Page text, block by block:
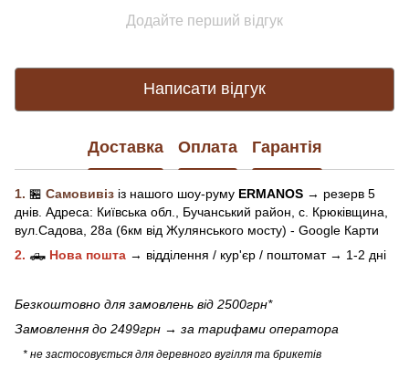
Додайте перший відгук
Написати відгук
Доставка Оплата Гарантія
1. 🏪 Самовивіз із нашого шоу-руму ERMANOS → резерв 5
днів. Адреса: Київська обл.,
Бучанський район, с. Крюківщина,
вул.Садова, 28а (6км від Жулянського мосту) - Google Карти
2. 🛻 Нова пошта → відділення / кур'єр / поштомат → 1-2 дні
Безкоштовно для замовлень від 2500грн*
Замовлення до 2499грн → за тарифами оператора
* не застосовується для деревного вугілля та брикетів